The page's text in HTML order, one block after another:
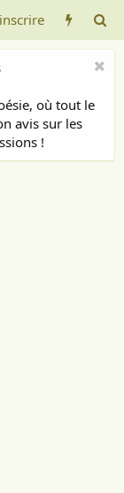
où tout le
avis sur les
!